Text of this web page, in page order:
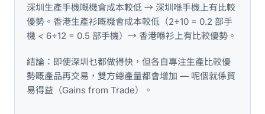
深圳生產手機嘅機會成本較低 → 深圳喺手機上有比較
優勢。香港生產衫嘅機會成本較低（2÷10 = 0.2 部手
機 < 6÷12 = 0.5 部手機）→ 香港喺衫上有比較優勢。
結論：即使深圳乜都做得快，但各自專注生產比較優
勢嘅產品再交易，雙方總產量都會增加 — 呢個就係貿
易得益（Gains from Trade）。